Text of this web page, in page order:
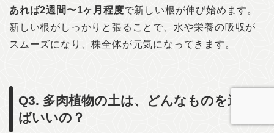
あれば2週間〜1ヶ月程度で新しい根が伸び始めます。
新しい根がしっかりと張ることで、水や栄養の吸収が
スムーズになり、株全体が元気になってきます。
Q3. 多肉植物の土は、どんなものを選べ
ばいいの？